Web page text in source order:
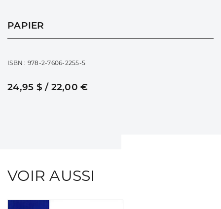
PAPIER
ISBN : 978-2-7606-2255-5
24,95 $ / 22,00 €
VOIR AUSSI